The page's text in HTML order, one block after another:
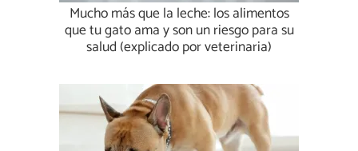
Mucho más que la leche: los alimentos
que tu gato ama y son un riesgo para su
salud (explicado por veterinaria)